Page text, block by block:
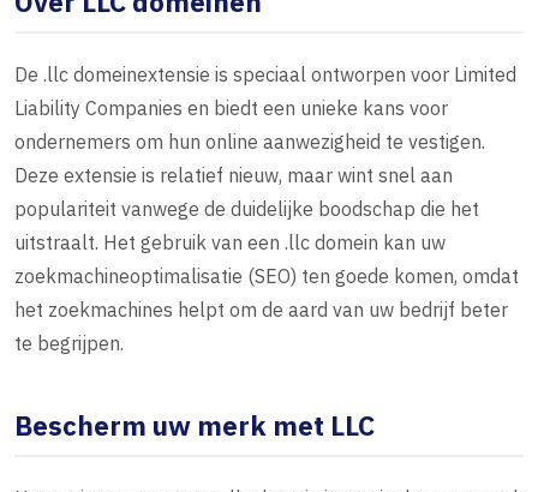
De .llc domeinextensie is speciaal ontworpen voor Limited
Liability Companies en biedt een unieke kans voor
ondernemers om hun online aanwezigheid te vestigen.
Deze extensie is relatief nieuw, maar wint snel aan
populariteit vanwege de duidelijke boodschap die het
uitstraalt. Het gebruik van een .llc domein kan uw
zoekmachineoptimalisatie (SEO) ten goede komen, omdat
het zoekmachines helpt om de aard van uw bedrijf beter
te begrijpen.
Bescherm uw merk met LLC